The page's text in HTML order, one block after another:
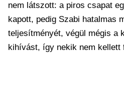
nem látszott: a piros csapat
kapott, pedig Szabi hatalmas
teljesítményét, végül mégis a
kihívást, így nekik nem kellett